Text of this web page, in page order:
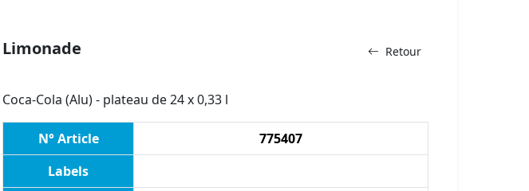
Retour
Limonade
Coca-Cola (Alu) - plateau de 24 x 0,33 l
N° Article
775407
Labels